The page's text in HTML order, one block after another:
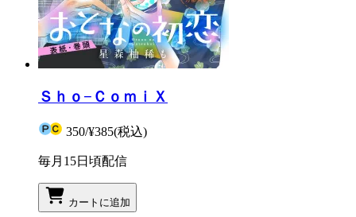
Ｓｈｏ−ＣｏｍｉＸ
350/¥385(税込)
毎月15日頃配信
カートに追加